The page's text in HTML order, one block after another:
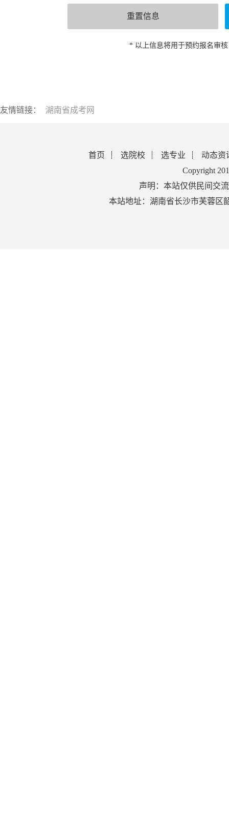
* 以上信息将用于预约报名审
友情链接： 湖南省成考网
首页 选院校 选专业
动态资
Copyright
声明：本站仅供民间交
本站地址：湖南省长沙市芙蓉区